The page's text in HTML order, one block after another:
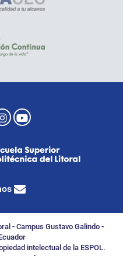
- Campus Gustavo Galindo -
intelectual de la ESPOL.